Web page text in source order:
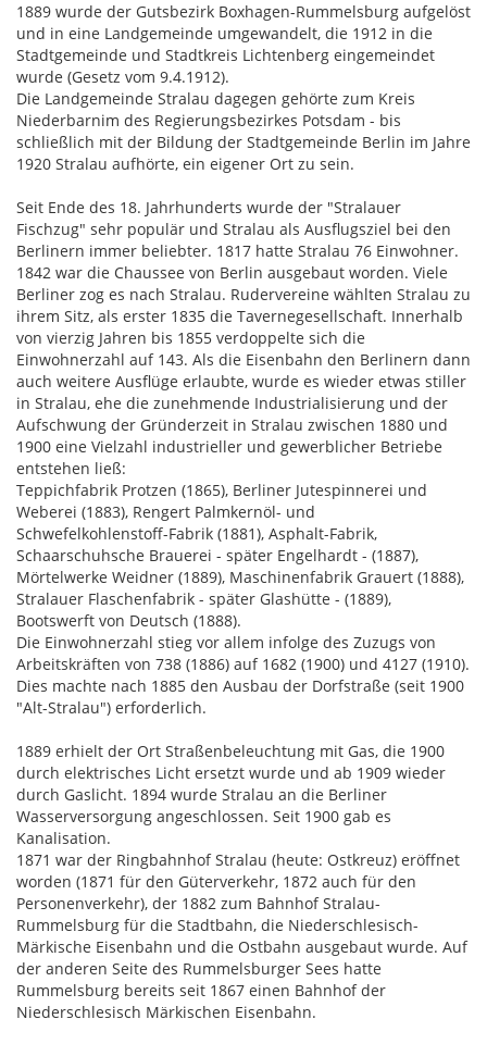
1889 wurde der Gutsbezirk Boxhagen-Rummelsburg aufgelöst
und in eine Landgemeinde umgewandelt, die 1912 in die
Stadtgemeinde und Stadtkreis Lichtenberg eingemeindet
wurde (Gesetz vom 9.4.1912).
Die Landgemeinde Stralau dagegen gehörte zum Kreis
Niederbarnim des Regierungsbezirkes Potsdam - bis
schließlich mit der Bildung der Stadtgemeinde Berlin im Jahre
1920 Stralau aufhörte, ein eigener Ort zu sein.
Seit Ende des 18. Jahrhunderts wurde der "Stralauer
Fischzug" sehr populär und Stralau als Ausflugsziel bei den
Berlinern immer beliebter. 1817 hatte Stralau 76 Einwohner.
1842 war die Chaussee von Berlin ausgebaut worden. Viele
Berliner zog es nach Stralau. Rudervereine wählten Stralau zu
ihrem Sitz, als erster 1835 die Tavernegesellschaft. Innerhalb
von vierzig Jahren bis 1855 verdoppelte sich die
Einwohnerzahl auf 143. Als die Eisenbahn den Berlinern dann
auch weitere Ausflüge erlaubte, wurde es wieder etwas stiller
in Stralau, ehe die zunehmende Industrialisierung und der
Aufschwung der Gründerzeit in Stralau zwischen 1880 und
1900 eine Vielzahl industrieller und gewerblicher Betriebe
entstehen ließ:
Teppichfabrik Protzen (1865), Berliner Jutespinnerei und
Weberei (1883), Rengert Palmkernöl- und
Schwefelkohlenstoff-Fabrik (1881), Asphalt-Fabrik,
Schaarschuhsche Brauerei - später Engelhardt - (1887),
Mörtelwerke Weidner (1889), Maschinenfabrik Grauert (1888),
Stralauer Flaschenfabrik - später Glashütte - (1889),
Bootswerft von Deutsch (1888).
Die Einwohnerzahl stieg vor allem infolge des Zuzugs von
Arbeitskräften von 738 (1886) auf 1682 (1900) und 4127 (1910).
Dies machte nach 1885 den Ausbau der Dorfstraße (seit 1900
"Alt-Stralau") erforderlich.
1889 erhielt der Ort Straßenbeleuchtung mit Gas, die 1900
durch elektrisches Licht ersetzt wurde und ab 1909 wieder
durch Gaslicht. 1894 wurde Stralau an die Berliner
Wasserversorgung angeschlossen. Seit 1900 gab es
Kanalisation.
1871 war der Ringbahnhof Stralau (heute: Ostkreuz) eröffnet
worden (1871 für den Güterverkehr, 1872 auch für den
Personenverkehr), der 1882 zum Bahnhof Stralau-
Rummelsburg für die Stadtbahn, die Niederschlesisch-
Märkische Eisenbahn und die Ostbahn ausgebaut wurde. Auf
der anderen Seite des Rummelsburger Sees hatte
Rummelsburg bereits seit 1867 einen Bahnhof der
Niederschlesisch Märkischen Eisenbahn.